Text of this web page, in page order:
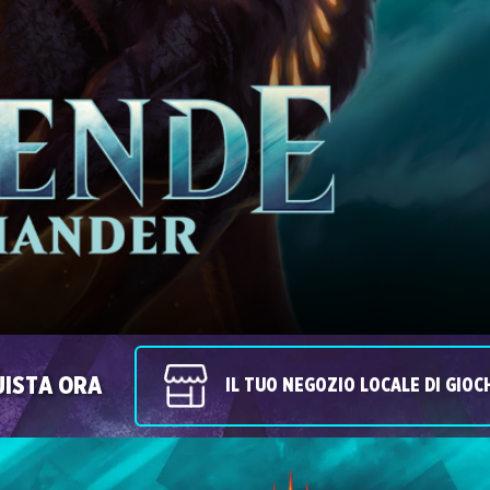
ORA IL TUO NEGOZIO LOCALE DI